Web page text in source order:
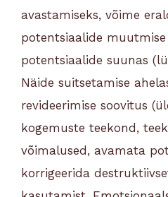
avastamiseks, võime
potentsiaalide muutmise
potentsiaalide suunas
Näide suitsetamise
revideerimise soovitus
kogemuste teekond,
võimalused, avamata
korrigeerida